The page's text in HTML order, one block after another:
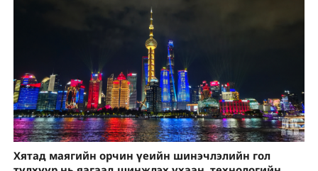
Хятад маягийн орчин үеийн шинэчлэлийн гол